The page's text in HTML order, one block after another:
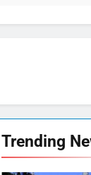
Trending